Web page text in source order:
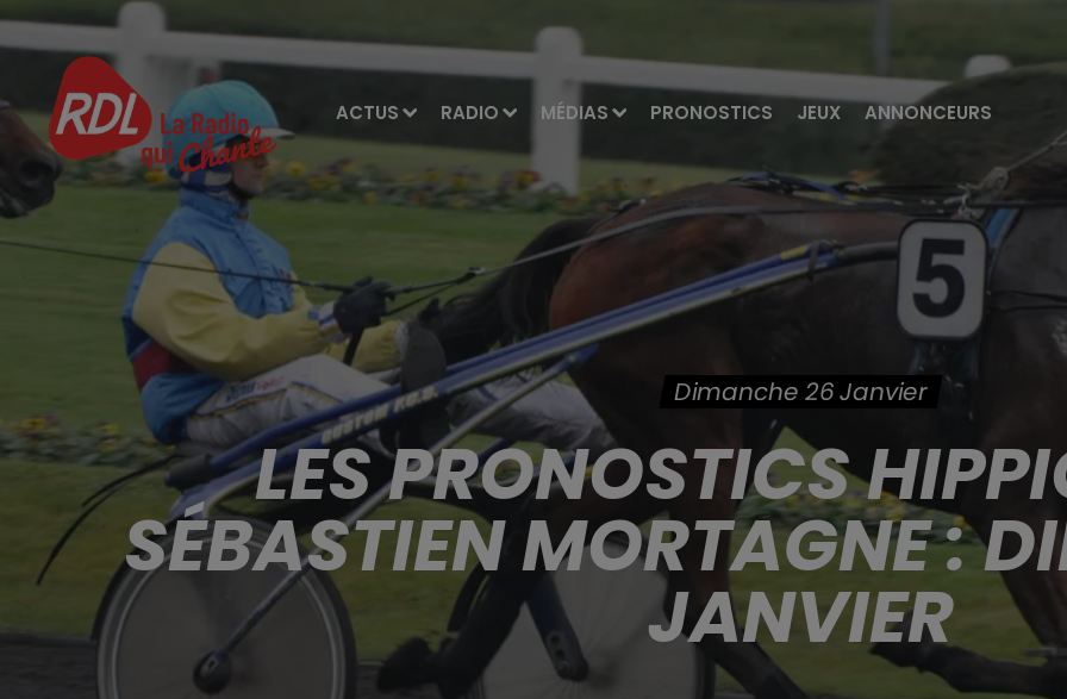
ACTUS RADIO MÉDIAS PRONOSTICS JEUX ANNONCEURS
Dimanche 26 Janvier
LES PRONOSTICS
SÉBASTIEN MORTAGNE :
JANVIER